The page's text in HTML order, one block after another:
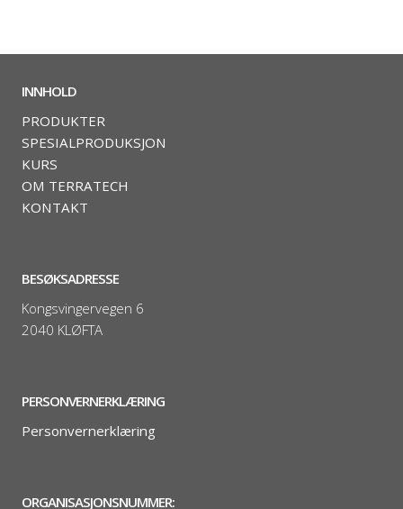
INNHOLD
PRODUKTER
SPESIALPRODUKSJON
KURS
OM TERRATECH
KONTAKT
BESØKSADRESSE
Kongsvingervegen 6
2040 KLØFTA
PERSONVERNERKLÆRING
Personvernerklæring
ORGANISASJONSNUMMER: